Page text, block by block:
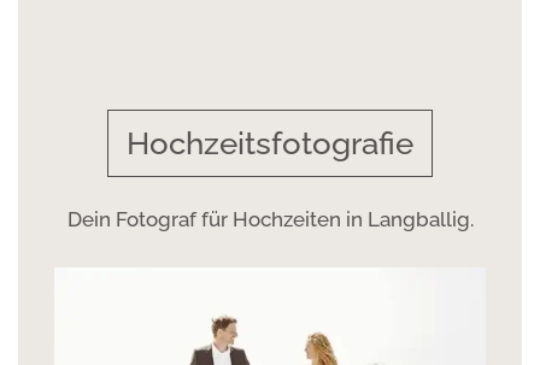
Hochzeitsfotografie
Dein Fotograf für Hochzeiten in Langballig.